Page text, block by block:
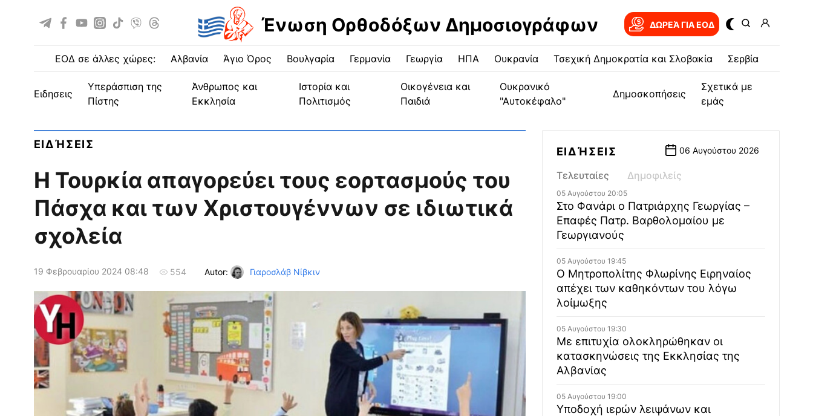
Ένωση Ορθοδόξων Δημοσιογράφων ΔΩΡΕΆ ΓΙΑ EOΔ
ΕΟΔ σε άλλες χώρες: Αλβανία Άγιο Όρος Βουλγαρία Γερμανία Γεωργία ΗΠΑ Ουκρανία Τσεχική Δημοκρατία και Σλοβακία Σερβία
ειδησεις
Υπεράσπιση της
Πίστης
Άνθρωπος και
Εκκλησία
Ιστορία και
Πολιτισμός
Οικογένεια και
Παιδιά
Ουκρανικό
"Αυτοκέφαλο"
Δημοσκοπήσεις
Σχετικά με
εμάς
ΕΙΔΉΣΕΙΣ
Η Τουρκία απαγορεύει τους εορτασμούς του
Πάσχα και των Χριστουγέννων σε ιδιωτικά
σχολεία
19 Φεβρουαρίου 2024 08:48 554 Autor: Γιαροσλάβ Νίβκιν
ΕΙΔΉΣΕΙΣ 06 Αυγούστου 2026
Τελευταίες Δημοφιλείς
05 Αυγούστου 20:05
Στο Φανάρι ο Πατριάρχης Γεωργίας –
Επαφές Πατρ. Βαρθολομαίου με
Γεωργιανούς
05 Αυγούστου 19:45
Ο Μητροπολίτης Φλωρίνης Ειρηναίος
απέχει των καθηκόντων του λόγω
λοίμωξης
05 Αυγούστου 19:30
Με επιτυχία ολοκληρώθηκαν οι
κατασκηνώσεις της Εκκλησίας της
Αλβανίας
05 Αυγούστου 19:00
Υποδοχή ιερών λειψάνων και